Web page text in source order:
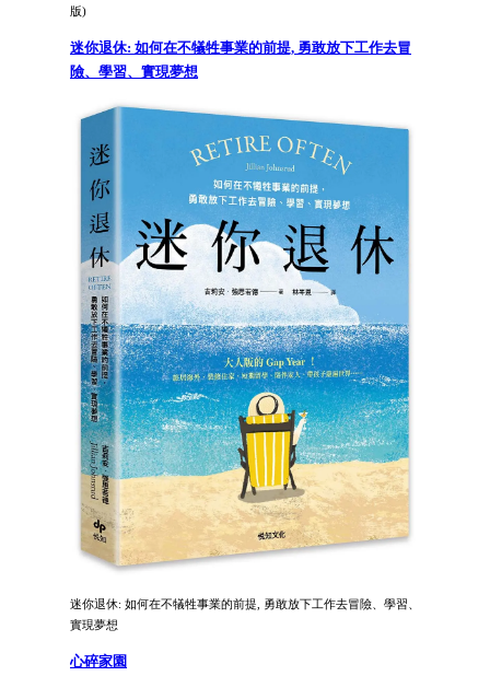
版)
迷你退休: 如何在不犠牲事業的前提, 勇敢放下工作去冒
險、學習、實現夢想
迷你退休: 如何在不犠牲事業的前提, 勇敢放下工作去冒險、學習、
實現夢想
心碎家園